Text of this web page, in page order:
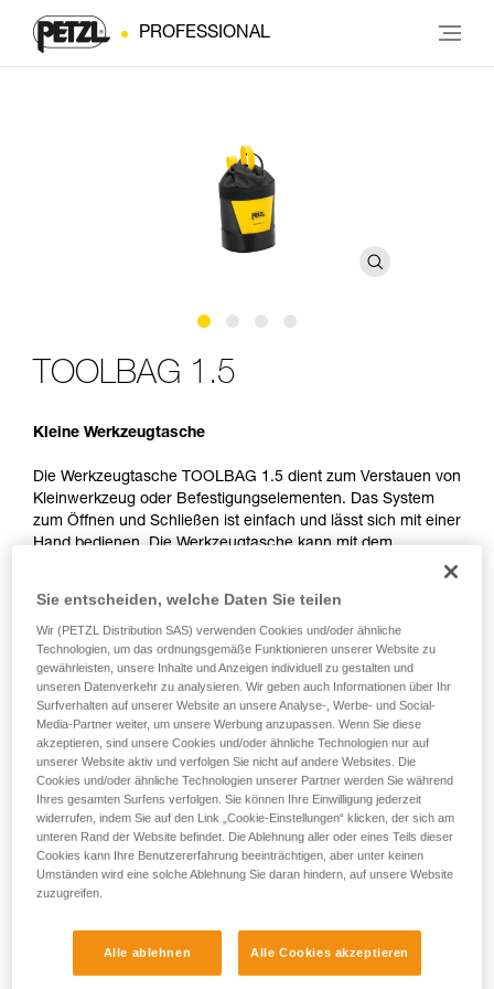
PROFESSIONAL
TOOLBAG 1.5
Kleine Werkzeugtasche
Die Werkzeugtasche TOOLBAG 1.5 dient zum Verstauen von
Kleinwerkzeug oder Befestigungselementen. Das System
zum Öffnen und Schließen ist einfach und lässt sich mit einer
Hand bedienen. Die Werkzeugtasche kann mit dem
INTERFAST-Zubehör am Gurt befestigt werden, wodurch das
erleichtert wird. Die robuste Bauweise wirkt
Abnutzungserscheinungen entgegen und macht aus ihr eine
Werkzeugtasche für den täglichen Einsatz.
HOW TO Use our solutions for dropped tool
prevention
Sie entscheiden, welche Daten Sie teilen
Wir (PETZL Distribution SAS) verwenden Cookies und/oder ähnliche
Technologien, um das ordnungsgemäße Funktionieren unserer Website zu
gewährleisten, unsere Inhalte und Anzeigen individuell zu gestalten und
unseren Datenverkehr zu analysieren. Wir geben auch Informationen über Ihr
Surfverhalten auf unserer Website an unsere Analyse-, Werbe- und Social-
Media-Partner weiter, um unsere Werbung anzupassen. Wenn Sie diese
akzeptieren, sind unsere Cookies und/oder ähnliche Technologien nur auf
unserer Website aktiv und verfolgen Sie nicht auf andere Websites. Die
Cookies und/oder ähnliche Technologien unserer Partner werden Sie während
Ihres gesamten Surfens verfolgen. Sie können Ihre Einwilligung jederzeit
widerrufen, indem Sie auf den Link „Cookie-Einstellungen“ klicken, der sich am
unteren Rand der Website befindet. Die Ablehnung aller oder eines Teils dieser
Cookies kann Ihre Benutzererfahrung beeinträchtigen, aber unter keinen
Umständen wird eine solche Ablehnung Sie daran hindern, auf unsere Website
zuzugreifen.
Alle ablehnen Alle Cookies akzeptieren